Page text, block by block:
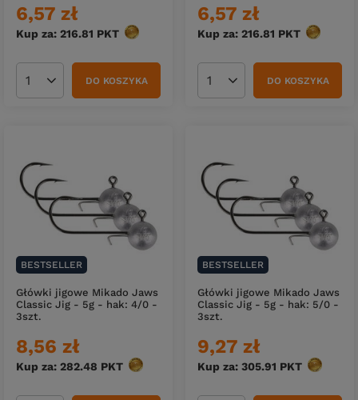
6,57 zł
Kup za: 216.81 PKT punktów
Ilość produktówDO KOSZYKA
6,57 zł
Kup za: 216.81 PKT punktów
Ilość produktówDO KOSZYKA
BESTSELLER
Główki jigowe Mikado Jaws
Classic Jig - 5g - hak: 4/0 -
3szt.
8,56 zł
Kup za: 282.48 PKT punktów
BESTSELLER
Główki jigowe Mikado Jaws
Classic Jig - 5g - hak: 5/0 -
3szt.
9,27 zł
Kup za: 305.91 PKT punktów